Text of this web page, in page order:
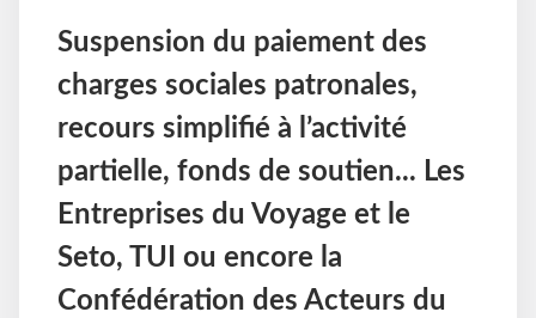
Suspension du paiement des
charges sociales patronales,
recours simplifié à l’activité
partielle, fonds de soutien... Les
Entreprises du Voyage et le
Seto, TUI ou encore la
Confédération des Acteurs du